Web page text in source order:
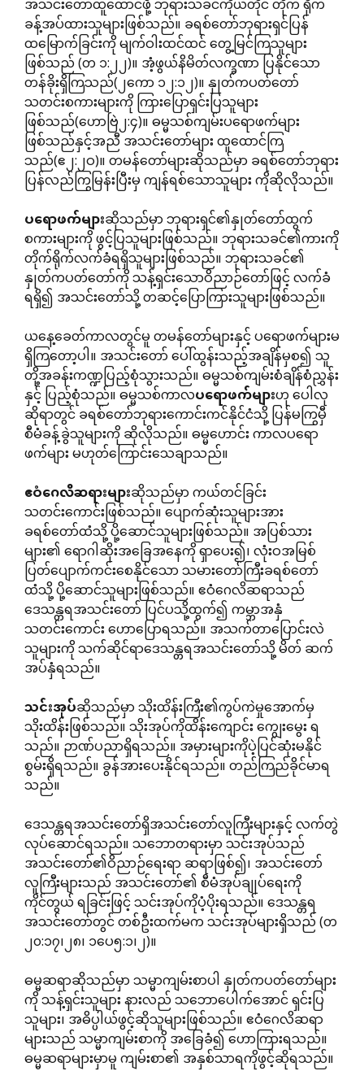
အသင်းတော်ထူထောင်ဖို့ ဘုရားသခင်ကိုယ်တိုင် တိုက် ရိုက်
ခန့်အပ်ထားသူများဖြစ်သည်။ ခရစ်တော်ဘုရားရှင်ပြန်
ထမြောက်ခြင်းကို မျက်ဝါးထင်ထင် တွေ့မြင်ကြသူများ
ဖြစ်သည် (တ ၁:၂၂)။ အံ့ဖွယ်နိမိတ်လက္ခဏာ ပြနိုင်သော
တန်ခိုးရှိကြသည်(၂ကော ၁၂:၁၂)။ နှုတ်ကပတ်တော်
သတင်းစကားများကို ကြားပြောရှင်းပြသူများ
ဖြစ်သည်(ဟောဗြဲ၂:၄)။ ဓမ္မသစ်ကျမ်းပရောဖက်များ
ဖြစ်သည်နှင့်အညီ အသင်းတော်များ ထူထောင်ကြ
သည်(ဧ၂:၂ဝ)။ တမန်တော်များဆိုသည်မှာ ခရစ်တော်ဘုရား
ပြန်လည်ကြွမြန်းပြီးမှ ကျန်ရစ်သောသူများ ကိုဆိုလိုသည်။
ပရောဖက်များဆိုသည်မှာ ဘုရားရှင်၏နှုတ်တော်ထွက်
စကားများကို ဖွင့်ပြသူများဖြစ်သည်။ ဘုရားသခင်၏ကားကို
တိုက်ရိုက်လက်ခံရရှိသူများဖြစ်သည်။ ဘုရားသခင်၏
နှုတ်ကပတ်တော်ကို သန့်ရှင်းသောဝိညာဉ်တော်ဖြင့် လက်ခံ
ရရှိ၍ အသင်းတော်သို့ တဆင့်ပြောကြားသူများဖြစ်သည်။
ယနေ့ခေတ်ကာလတွင်မူ တမန်တော်များနှင့် ပရောဖက်များမ
ရှိကြတော့ပါ။ အသင်းတော် ပေါ်ထွန်းသည့်အချိန်မှစ၍ သူ
တို့အခန်းကဏ္ဍပြည့်စုံသွားသည်။ ဓမ္မသစ်ကျမ်းစံချိန်စံညွှန်း
နှင့် ပြည့်စုံသည်။ ဓမ္မသစ်ကာလပရောဖက်များဟု ပေါလု
ဆိုရာတွင် ခရစ်တော်ဘုရားကောင်းကင်နိုင်ငံသို့ ပြန်မကြွမှီ
စီမံခန့်ခွဲသူများကို ဆိုလိုသည်။ ဓမ္မဟောင်း ကာလပရော
ဖက်များ မဟုတ်ကြောင်းသေချာသည်။
ဧဝံဂေလိဆရားများဆိုသည်မှာ ကယ်တင်ခြင်း
သတင်းကောင်းဖြစ်သည်။ ပျောက်ဆုံးသူများအား
ခရစ်တော်ထံသို့ ပို့ဆောင်သူများဖြစ်သည်။ အပြစ်သား
များ၏ ရောဂါဆိုးအခြေအနေကို ရှာပေး၍၊ လုံးဝအမြစ်
ပြတ်ပျောက်ကင်းစေနိုင်သော သမားတော်ကြီးခရစ်တော်
ထံသို့ ပို့ဆောင်သူများဖြစ်သည်။ ဧဝံဂေလိဆရာသည်
ဒေသန္တရအသင်းတော် ပြင်ပသို့ထွက်၍ ကမ္ဘာအနှံ
သတင်းကောင်း ဟောပြောရသည်။ အသက်တာပြောင်းလဲ
သူများကို သက်ဆိုင်ရာဒေသန္တရအသင်းတော်သို့ မိတ် ဆက်
အပ်နှံရသည်။
သင်းအုပ်ဆိုသည်မှာ သိုးထိန်းကြီး၏ကွပ်ကဲမှုအောက်မှ
သိုးထိန်းဖြစ်သည်။ သိုးအုပ်ကိုထိန်းကျောင်း ကျွေးမွေး ရ
သည်။ ဉာဏ်ပညာရှိရသည်။ အမှားများကိုပဲ့ပြင်ဆုံးမနိုင်
စွမ်းရှိရသည်။ ခွန်အားပေးနိုင်ရသည်။ တည်ကြည်ခိုင်မာရ
သည်။
ဒေသန္တရအသင်းတော်ရှိအသင်းတော်လူကြီးများနှင့် လက်တွဲ
လုပ်ဆောင်ရသည်။ သဘောတရားမှာ သင်းအုပ်သည်
အသင်းတော်၏ဝိညာဉ်ရေးရာ ဆရာဖြစ်၍၊ အသင်းတော်
လူကြီးများသည် အသင်းတော်၏ စီမံအုပ်ချုပ်ရေးကို
ကိုင်တွယ် ရခြင်းဖြင့် သင်းအုပ်ကိုပံ့ပိုးရသည်။ ဒေသန္တရ
အသင်းတော်တွင် တစ်ဦးထက်မက သင်းအုပ်များရှိသည် (တ
၂၀:၁၇၊၂၈၊ ၁ပေ၅:၁၊၂)။
ဓမ္မဆရာဆိုသည်မှာ သမ္မာကျမ်းစာပါ နှုတ်ကပတ်တော်များ
ကို သန့်ရှင်းသူများ နားလည် သဘောပေါက်အောင် ရှင်းပြ
သူများ၊ အဓိပ္ပါယ်ဖွင့်ဆိုသူများဖြစ်သည်။ ဧဝံဂေလိဆရာ
များသည် သမ္မာကျမ်းစာကို အခြေခံ၍ ဟောကြားရသည်။
ဓမ္မဆရာများမှာမူ ကျမ်းစာ၏ အနှစ်သာရကိုဖွင့်ဆိုရသည်။